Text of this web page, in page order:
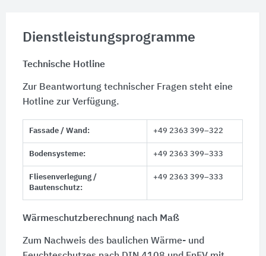
Dienstleistungsprogramme
Technische Hotline
Zur Beantwortung technischer Fragen steht eine
Hotline zur Verfügung.
Fassade / Wand: +49 2363 399–322
Bodensysteme: +49 2363 399–333
Fliesenverlegung /
Bautenschutz:
+49 2363 399–333
Wärmeschutzberechnung nach Maß
Zum Nachweis des baulichen Wärme- und